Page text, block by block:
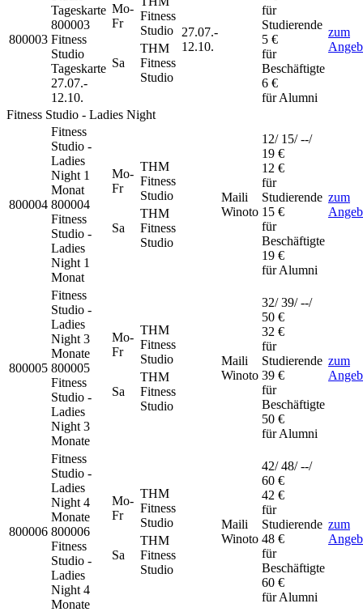
800003
Tageskarte
800003
Fitness
Studio
Tageskarte
27.07.-
12.10.
Mo-
Fr
Fitness
Studio
Sa
THM
Fitness
Studio
27.07.-
12.10.
für
Studierende
5 €
für
Beschäftigte
6 €
für Alumni
zum
Fitness Studio - Ladies Night
800004
Fitness
Studio -
Ladies
Night 1
Monat
800004
Fitness
Studio -
Ladies
Night 1
Monat
Mo-
Fr
THM
Fitness
Studio
Sa
THM
Fitness
Studio
Maili
Winoto
12/ 15/ --/
19 €
12 €
für
Studierende
15 €
für
Beschäftigte
19 €
für Alumni
zum
800005
Fitness
Studio -
Ladies
Night 3
Monate
800005
Fitness
Studio -
Ladies
Night 3
Monate
Mo-
Fr
THM
Fitness
Studio
Sa
THM
Fitness
Studio
Maili
Winoto
32/ 39/ --/
50 €
32 €
für
Studierende
39 €
für
Beschäftigte
50 €
für Alumni
zum
800006
Fitness
Studio -
Ladies
Night 4
Monate
800006
Fitness
Studio -
Ladies
Night 4
Monate
Mo-
Fr
THM
Fitness
Studio
Sa
THM
Fitness
Studio
Maili
Winoto
42/ 48/ --/
60 €
42 €
für
Studierende
48 €
für
Beschäftigte
60 €
für Alumni
zum